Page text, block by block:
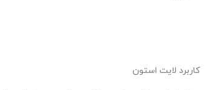
کاربرد لایت استون